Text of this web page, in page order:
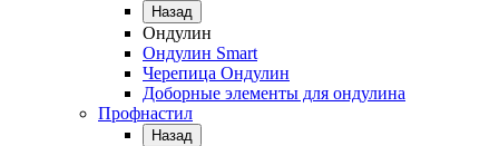
Назад
Ондулин
Ондулин Smart
Черепица Ондулин
Доборные элементы для ондулина
Профнастил
Назад